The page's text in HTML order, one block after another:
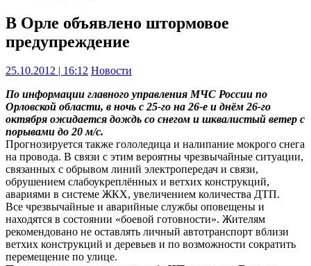
В Орле объявлено штормовое
предупреждение
25.10.2012 | 16:12 Новости
По информации главного управления МЧС России по
Орловской области, в ночь с 25-го на 26-е и днём 26-го
октября ожидается дождь со снегом и шквалистый ветер с
порывами до 20 м/с.
Прогнозируется также гололедица и налипание мокрого снега
на провода. В связи с этим вероятны чрезвычайные ситуации,
связанных с обрывом линий электропередач и связи,
обрушением слабоукреплённых и ветхих конструкций,
авариями в системе ЖКХ, увеличением количества ДТП.
Все чрезвычайные и аварийные службы оповещены и
находятся в состоянии «боевой готовности». Жителям
рекомендовано не оставлять личный автотранспорт вблизи
ветхих конструкций и деревьев и по возможности сократить
перемещение по улице.